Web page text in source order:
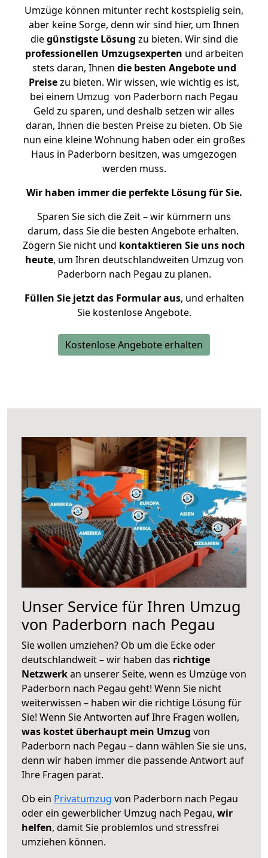
Umzüge können mitunter recht kostspielig sein,
aber keine Sorge, denn wir sind hier, um Ihnen
diegünstigste Lösung zu bieten. Wir sind die
professionellen Umzugsexperten und arbeiten
stets daran, Ihnen die besten Angebote und
Preisezu bieten. Wir wissen, wie wichtig es ist,
bei einem Umzug von Paderborn nach Pegau
Geld zu sparen, und deshalb setzen wir alles
daran, Ihnen die besten Preise zu bieten. Ob Sie
nun eine kleine Wohnung haben oder ein großes
Haus in Paderborn besitzen, was umgezogen
werden muss.
Wir haben immer die perfekte Lösung für Sie.
Sparen Sie sich die Zeit – wir kümmern uns
darum, dass Sie die besten Angebote erhalten.
Zögern Sie nicht und kontaktieren Sie uns noch
heute, um Ihren deutschlandweiten Umzug von
Paderborn nach Pegau zu planen.
Füllen Sie jetzt das Formular aus, und erhalten
Sie kostenlose Angebote.
Kostenlose Angebote erhalten
Unser Service für Ihren Umzug
von Paderborn nach Pegau
Sie wollen umziehen? Ob um die Ecke oder
deutschlandweit – wir haben das richtige
Netzwerkan unserer Seite, wenn es Umzüge von
Paderborn nach Pegau geht! Wenn Sie nicht
weiterwissen – haben wir die richtige Lösung für
Sie! Wenn Sie Antworten auf Ihre Fragen wollen,
was kostet überhaupt mein Umzug von
Paderborn nach Pegau – dann wählen Sie sie uns,
denn wir haben immer die passende Antwort auf
Ihre Fragen parat.
Ob ein Privatumzug von Paderborn nach Pegau
oder ein gewerblicher Umzug nach Pegau, wir
helfen, damit Sie problemlos und stressfrei
umziehen können.